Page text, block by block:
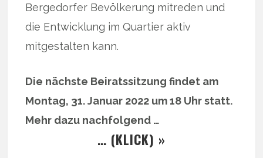
Bergedorfer Bevölkerung mitreden und
die Entwicklung im Quartier aktiv
mitgestalten kann.
Die nächste Beiratssitzung findet am
Montag, 31. Januar 2022 um 18 Uhr statt.
Mehr dazu nachfolgend …
… (KLICK) »